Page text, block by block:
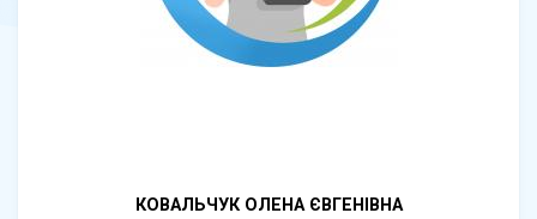
КОВАЛЬЧУК ОЛЕНА ЄВГЕНІВНА